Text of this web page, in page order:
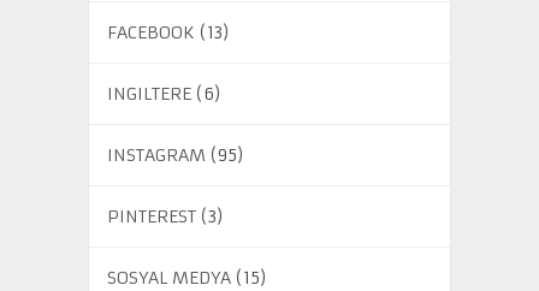
FACEBOOK (13)
INGILTERE(6)
INSTAGRAM (95)
PINTEREST(3)
SOSYAL MEDYA(15)